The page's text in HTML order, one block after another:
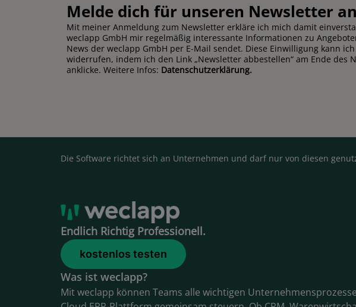
Melde dich für unseren Newsletter an
Mit meiner Anmeldung zum Newsletter erkläre ich mich damit
weclapp GmbH mir regelmäßig interessante Informationen zu
News der weclapp GmbH per E-Mail sendet. Diese Einwilligung kann
widerrufen, indem ich den Link „Newsletter abbestellen“ am Ende des
anklicke. Weitere Infos: Datenschutzerklärung.
Die Software richtet sich an Unternehmen und darf nur von diesen
Endlich Richtig Professionell.
kostenlos testen
Was ist weclapp?
Mit weclapp können Teams alle wichtigen